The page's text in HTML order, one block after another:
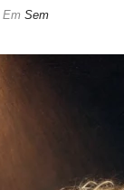
Em Sem